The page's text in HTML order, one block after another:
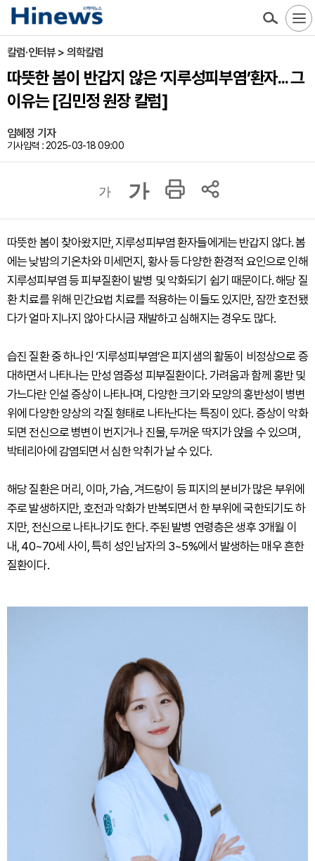
칼럼·인터뷰 > 의학칼럼
따뜻한 봄이 반갑지 않은 ‘지루성피부염’환자... 그
이유는 [김민정 원장 칼럼]
임혜정 기자
기사입력 : 2025-03-18 09:00
가 가
따뜻한 봄이 찾아왔지만, 지루성피부염 환자들에게는 반갑지 않다. 봄
에는 낮밤의 기온차와 미세먼지, 황사 등 다양한 환경적 요인으로 인해
지루성피부염 등 피부질환이 발병 및 악화되기 쉽기 때문이다. 해당 질
환 치료를 위해 민간요법 치료를 적용하는 이들도 있지만, 잠깐 호전됐
다가 얼마 지나지 않아 다시금 재발하고 심해지는 경우도 많다.
습진 질환 중 하나인 ‘지루성피부염’은 피지샘의 활동이 비정상으로 증
대하면서 나타나는 만성 염증성 피부질환이다. 가려움과 함께 홍반 및
가느다란 인설 증상이 나타나며, 다양한 크기와 모양의 홍반성이 병변
위에 다양한 양상의 각질 형태로 나타난다는 특징이 있다. 증상이 악화
되면 전신으로 병변이 번지거나 진물, 두꺼운 딱지가 앉을 수 있으며,
박테리아에 감염되면서 심한 악취가 날 수 있다.
해당 질환은 머리, 이마, 가슴, 겨드랑이 등 피지의 분비가 많은 부위에
주로 발생하지만, 호전과 악화가 반복되면서 한 부위에 국한되기도 하
지만, 전신으로 나타나기도 한다. 주된 발병 연령층은 생후 3개월 이
내, 40~70세 사이, 특히 성인 남자의 3~5%에서 발생하는 매우 흔한
질환이다.